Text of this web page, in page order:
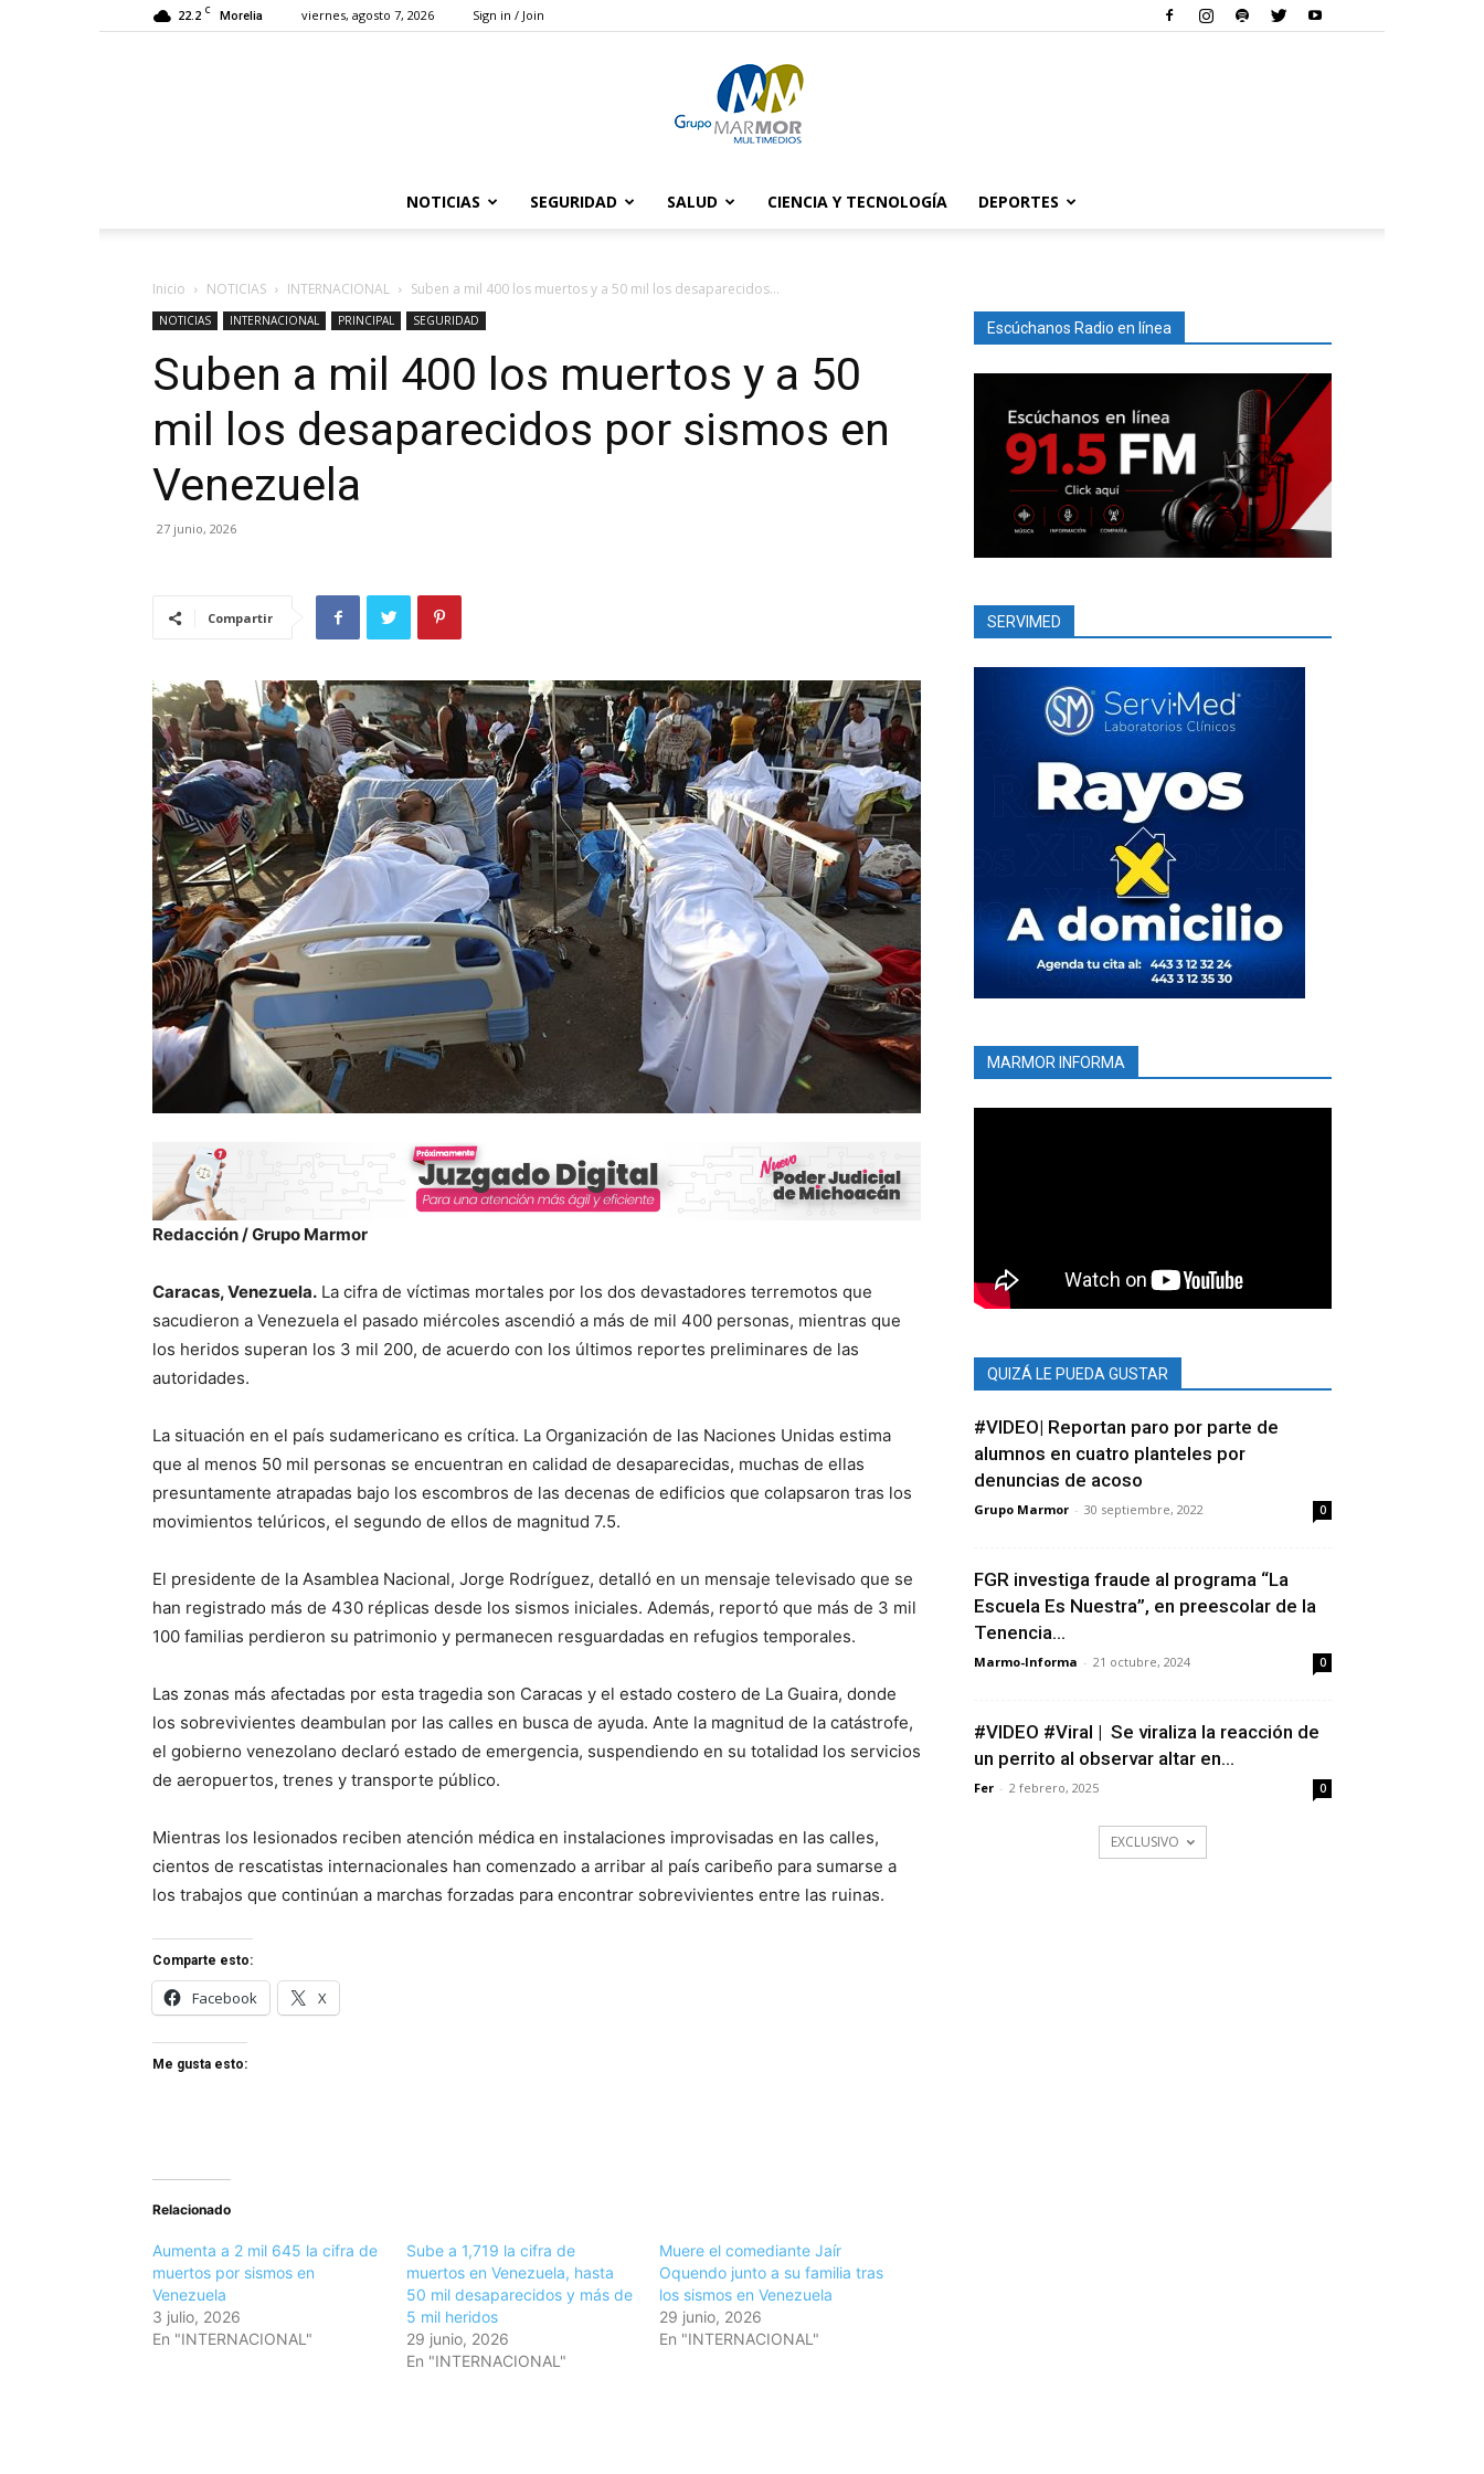
22.2 C Morelia viernes, agosto 7, 2026 Sign in / Join
Marmor
NOTICIAS SEGURIDAD SALUD CIENCIA Y TECNOLOGÍA DEPORTES
Inicio NOTICIAS INTERNACIONAL Suben a mil 400 los muertos y a 50 mil los desaparecidos...
NOTICIAS INTERNACIONAL PRINCIPAL SEGURIDAD
Suben a mil 400 los muertos y a 50
mil los desaparecidos por sismos en
Venezuela
27 junio, 2026
Compartir
Redacción / Grupo Marmor
Caracas, Venezuela. La cifra de víctimas mortales por los dos devastadores terremotos que
sacudieron a Venezuela el pasado miércoles ascendió a más de mil 400 personas, mientras que
los heridos superan los 3 mil 200, de acuerdo con los últimos reportes preliminares de las
autoridades.
La situación en el país sudamericano es crítica. La Organización de las Naciones Unidas estima
que al menos 50 mil personas se encuentran en calidad de desaparecidas, muchas de ellas
presuntamente atrapadas bajo los escombros de las decenas de edificios que colapsaron tras los
movimientos telúricos, el segundo de ellos de magnitud 7.5.
El presidente de la Asamblea Nacional, Jorge Rodríguez, detalló en un mensaje televisado que se
han registrado más de 430 réplicas desde los sismos iniciales. Además, reportó que más de 3 mil
100 familias perdieron su patrimonio y permanecen resguardadas en refugios temporales.
Las zonas más afectadas por esta tragedia son Caracas y el estado costero de La Guaira, donde
los sobrevivientes deambulan por las calles en busca de ayuda. Ante la magnitud de la catástrofe,
el gobierno venezolano declaró estado de emergencia, suspendiendo en su totalidad los servicios
de aeropuertos, trenes y transporte público.
Mientras los lesionados reciben atención médica en instalaciones improvisadas en las calles,
cientos de rescatistas internacionales han comenzado a arribar al país caribeño para sumarse a
los trabajos que continúan a marchas forzadas para encontrar sobrevivientes entre las ruinas.
Comparte esto:
Facebook X
Me gusta esto:
Relacionado
Aumenta a 2 mil 645 la cifra de
muertos por sismos en
Venezuela
3 julio, 2026
En "INTERNACIONAL"
Sube a 1,719 la cifra de
muertos en Venezuela, hasta
50 mil desaparecidos y más de
5 mil heridos
29 junio, 2026
En "INTERNACIONAL"
Muere el comediante Jaír
Oquendo junto a su familia tras
los sismos en Venezuela
29 junio, 2026
En "INTERNACIONAL"
Escúchanos Radio en línea
SERVIMED
MARMOR INFORMA
QUIZÁ LE PUEDA GUSTAR
#VIDEO| Reportan paro por parte de
alumnos en cuatro planteles por
denuncias de acoso
Grupo Marmor - 30 septiembre, 2022 0
FGR investiga fraude al programa “La
Escuela Es Nuestra”, en preescolar de la
Tenencia...
Marmo-Informa - 21 octubre, 2024 0
#VIDEO #Viral | Se viraliza la reacción de
un perrito al observar altar en...
Fer - 2 febrero, 2025 0
EXCLUSIVO